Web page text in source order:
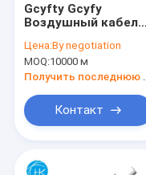
Gcyfty Gcyfy
Воздушный кабель
24 ядра 48 ядра 72
ядра 96 ядра 144
ядра
Цена:By negotiation
MOQ:10000 м
Контакт